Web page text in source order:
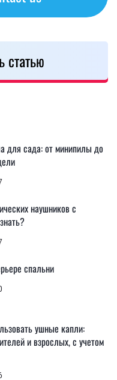
статью
для сада: от минипилы до
наушников с
спальни
ушные капли:
и взрослых, с учетом